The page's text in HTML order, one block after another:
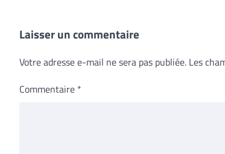
Laisser un commentaire
Votre adresse e-mail ne sera pas publiée. Les
Commentaire *